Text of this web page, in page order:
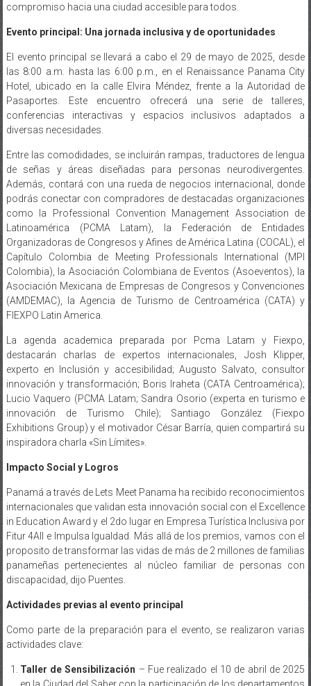
compromiso hacia una ciudad accesible para todos.
Evento principal: Una jornada inclusiva y de oportunidades
El evento principal se llevará a cabo el 29 de mayo de 2025, desde
las 8:00 a.m. hasta las 6:00 p.m., en el Renaissance Panama City
Hotel, ubicado en la calle Elvira Méndez, frente a la Autoridad de
Pasaportes. Este encuentro ofrecerá una serie de talleres,
conferencias interactivas y espacios inclusivos adaptados a
diversas necesidades.
Entre las comodidades, se incluirán rampas, traductores de lengua
de señas y áreas diseñadas para personas neurodivergentes.
Además, contará con una rueda de negocios internacional, donde
podrás conectar con compradores de destacadas organizaciones
como la Professional Convention Management Association de
Latinoamérica (PCMA Latam), la Federación de Entidades
Organizadoras de Congresos y Afines de América Latina (COCAL), el
Capítulo Colombia de Meeting Professionals International (MPI
Colombia), la Asociación Colombiana de Eventos (Asoeventos), la
Asociación Mexicana de Empresas de Congresos y Convenciones
(AMDEMAC), la Agencia de Turismo de Centroamérica (CATA) y
FIEXPO Latin America.
La agenda academica preparada por Pcma Latam y Fiexpo,
destacarán charlas de expertos internacionales, Josh Klipper,
experto en Inclusión y accesibilidad; Augusto Salvato, consultor
innovación y transformación; Boris Iraheta (CATA Centroamérica);
Lucio Vaquero (PCMA Latam; Sandra Osorio (experta en turismo e
innovación de Turismo Chile); Santiago González (Fiexpo
Exhibitions Group) y el motivador César Barría, quien compartirá su
inspiradora charla «Sin Límites».
Impacto Social y Logros
Panamá a través de Lets Meet Panama ha recibido reconocimientos
internacionales que validan esta innovación social con el Excellence
in Education Award y el 2do lugar en Empresa Turística Inclusiva por
Fitur 4All e Impulsa Igualdad. Más allá de los premios, vamos con el
proposito de transformar las vidas de más de 2 millones de familias
panameñas pertenecientes al núcleo familiar de personas con
discapacidad, dijo Puentes.
Actividades previas al evento principal
Como parte de la preparación para el evento, se realizaron varias
actividades clave:
Taller de Sensibilización – Fue realizado el 10 de abril de 2025
en la Ciudad del Saber con la participación de los departamentos